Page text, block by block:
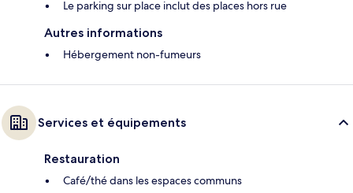
Le parking sur place inclut des places hors rue
Autres informations
Hébergement non-fumeurs
Services et équipements
Restauration
Café/thé dans les espaces communs